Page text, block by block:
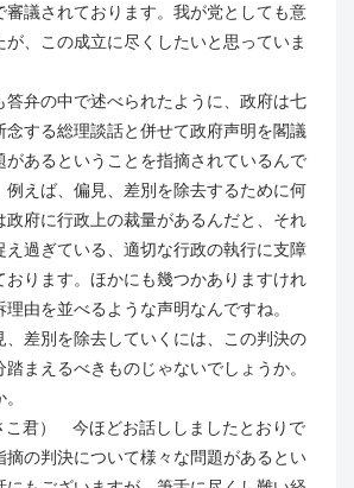
審議されております。我が党としても意
が、この成立に尽くしたいと思っていま
答弁の中で述べられたように、政府は七
念する総理談話と併せて政府声明を閣議
があるということを指摘されているんで
例えば、偏見、差別を除去するために何
政府に行政上の裁量があるんだと、それ
え過ぎている、適切な行政の執行に支障
おります。ほかにも幾つかありますけれ
由を並べるような声明なんですね。
、差別を除去していくには、この判決の
まえるべきものじゃないでしょうか。
こ君） 今ほどお話ししましたとおりで
摘の判決について様々な問題があるとい